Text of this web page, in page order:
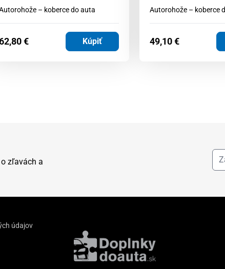
– koberce do auta
€ Kúpiť
Autorohože – koberce
49,10€
zľavách a
údajov